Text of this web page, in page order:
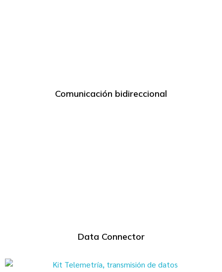
Comunicación bidireccional
Data Connector